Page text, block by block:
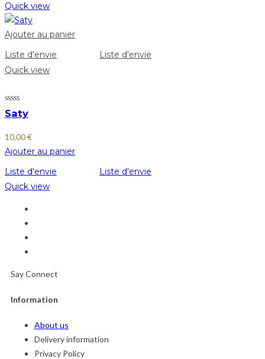
Quick view
Ajouter au panier
Liste d'envie
Liste d'envie
Quick view
Saty
10,00€
Ajouter au panier
Liste d'envie
Liste d'envie
Quick view
Say Connect
Information
About us
Delivery information
Privacy Policy